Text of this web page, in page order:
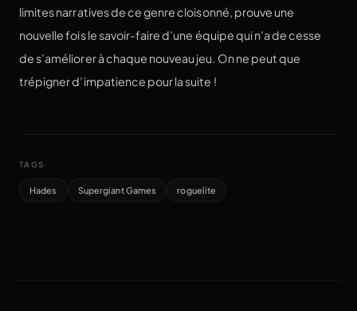
limites narratives de ce genre cloisonné, prouve une
nouvelle fois le savoir-faire d’une équipe qui n’a de cesse
de s’améliorer à chaque nouveau jeu. On ne peut que
trépigner d’impatience pour la suite !
TAGS
Hades Supergiant Games roguelite